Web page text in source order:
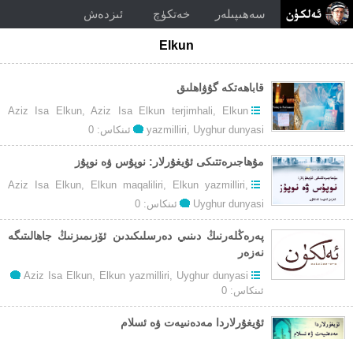
سەھىپىلەر خەتكۈچ ئىزدەش
Elkun
قاباھەتكە گۇۋاھلىق
Aziz Isa Elkun,Aziz Isa Elkun terjimhali,
Elkun
yazmilliri, Uyghur dunyasi ئىنكاس: 0
مۇھاجىرەتتىكى ئۇيغۇرلار: نوپۇس ۋە نوپۇز
Aziz Isa Elkun, Elkun maqaliliri, Elkun yazmilliri,
Uyghur dunyasi
ئىنكاس: 0
پەرەڭلەرنىڭ دىنىي دەرسلىكىدىن ئۆزىمىزنىڭ جاھالىتىگە
نەزەر
Aziz Isa Elkun, Elkun yazmilliri, Uyghur dunyasi
ئىنكاس: 0
ئۇيغۇرلاردا مەدەنىيەت ۋە ئسلام